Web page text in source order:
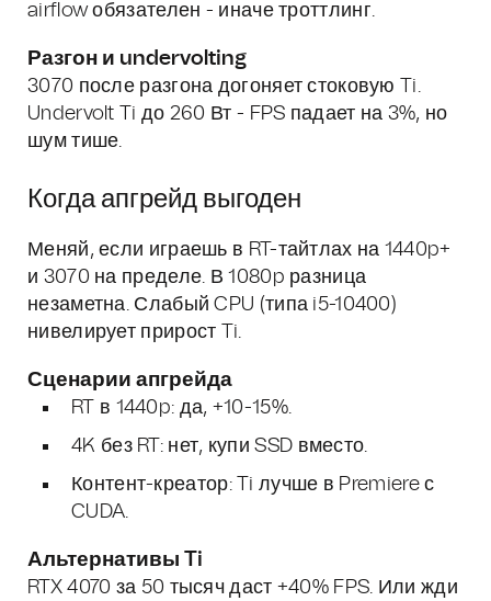
airflow обязателен - иначе троттлинг.
Разгон и undervolting
3070 после разгона догоняет стоковую Ti.
Undervolt Ti до 260 Вт - FPS падает на 3%, но
шум тише.
Когда апгрейд выгоден
Меняй, если играешь в RT-тайтлах на 1440p+
и 3070 на пределе. В 1080p разница
незаметна. Слабый CPU (типа i5-10400)
нивелирует прирост Ti.
Сценарии апгрейда
RT в 1440p: да, +10-15%.
4K без RT: нет, купи SSD вместо.
Контент-креатор: Ti лучше в Premiere с
CUDA.
Альтернативы Ti
RTX 4070 за 50 тысяч даст +40% FPS. Или жди